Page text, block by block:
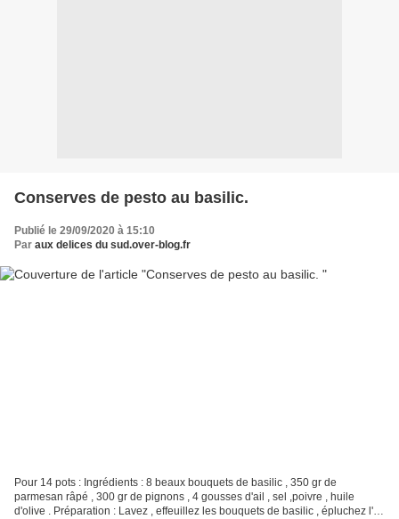
Conserves de pesto au basilic.
Publié le 29/09/2020 à 15:10
Par aux delices du sud.over-blog.fr
Pour 14 pots : Ingrédients : 8 beaux bouquets de basilic , 350 gr de
parmesan râpé , 300 gr de pignons , 4 gousses d'ail , sel ,poivre , huile
d'olive . Préparation : Lavez , effeuillez les bouquets de basilic , épluchez l'ail